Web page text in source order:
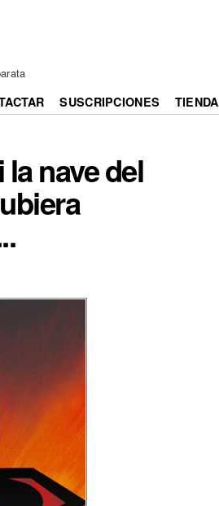
SUSCRIPCIONES TIENDA
nave del